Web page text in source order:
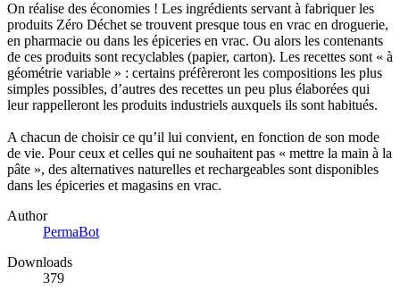
On réalise des économies ! Les ingrédients servant à fabriquer les
produits Zéro Déchet se trouvent presque tous en vrac en droguerie,
en pharmacie ou dans les épiceries en vrac. Ou alors les contenants
de ces produits sont recyclables (papier, carton). Les recettes sont « à
géométrie variable » : certains préfèreront les compositions les plus
simples possibles, d’autres des recettes un peu plus élaborées qui
leur rappelleront les produits industriels auxquels ils sont habitués.
A chacun de choisir ce qu’il lui convient, en fonction de son mode
de vie. Pour ceux et celles qui ne souhaitent pas « mettre la main à la
pâte », des alternatives naturelles et rechargeables sont disponibles
dans les épiceries et magasins en vrac.
Author
PermaBot
Downloads
379